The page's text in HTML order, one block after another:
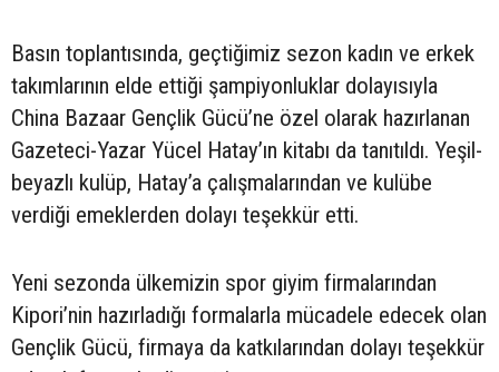
Basın toplantısında, geçtiğimiz sezon kadın ve erkek
takımlarının elde ettiği şampiyonluklar dolayısıyla
China Bazaar Gençlik Gücü’ne özel olarak hazırlanan
Gazeteci-Yazar Yücel Hatay’ın kitabı da tanıtıldı. Yeşil-
beyazlı kulüp, Hatay’a çalışmalarından ve kulübe
verdiği emeklerden dolayı teşekkür etti.
Yeni sezonda ülkemizin spor giyim firmalarından
Kipori’nin hazırladığı formalarla mücadele edecek olan
Gençlik Gücü, firmaya da katkılarından dolayı teşekkür